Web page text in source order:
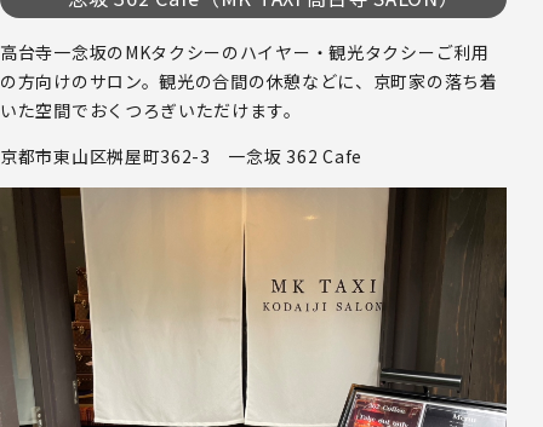
高台寺一念坂のMKタクシーのハイヤー・観光タクシーご利用
の方向けのサロン。観光の合間の休憩などに、京町家の落ち着
いた空間でおくつろぎいただけます。
京都市東山区桝屋町362-3 一念坂 362 Cafe